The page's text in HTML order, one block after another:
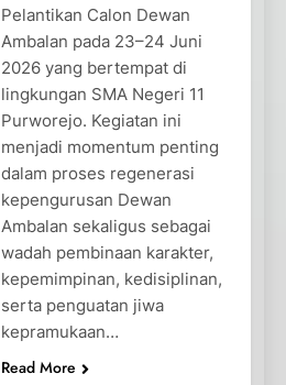
Pelantikan Calon Dewan
Ambalan pada 23–24 Juni
2026 yang bertempat di
lingkungan SMA Negeri 11
Purworejo. Kegiatan ini
menjadi momentum penting
dalam proses regenerasi
kepengurusan Dewan
Ambalan sekaligus sebagai
wadah pembinaan karakter,
kepemimpinan, kedisiplinan,
serta penguatan jiwa
kepramukaan…
Read More